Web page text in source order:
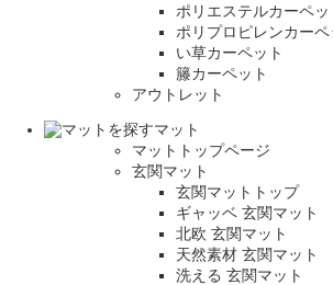
ポリエステルカーペッ
ポリプロピレンカーペ
い草カーペット
籐カーペット
アウトレット
マット
マットトップページ
玄関マット
玄関マットトップ
ギャッベ 玄関マット
北欧 玄関マット
天然素材 玄関マット
洗える 玄関マット